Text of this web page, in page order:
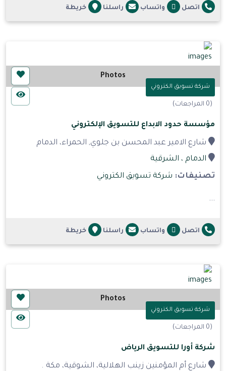
اتصل واتساب راسلنا خريطة
Photos
شركة تسويق الكتروني
(0 المراجعات)
مؤسسة حدود الابداع للتسويق الإلكتروني
شارع الامير عبد المحسن بن جلوي, الحمراء، الدمام
الدمام ، الشرقية
تصنيفات: شركة تسويق الكتروني
...
اتصل واتساب راسلنا خريطة
Photos
شركة تسويق الكتروني
(0 المراجعات)
شركة أورا للتسويق الرياض
شارع أم المؤمنين زينب الهلالية، الشوقية، مكة .